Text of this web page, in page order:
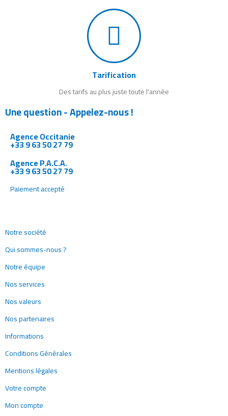
Tarification
Des tarifs au plus juste toute l'année
Une question - Appelez-nous !
Agence Occitanie
+33 9 63 50 27 79
Agence P.A.C.A.
+33 9 63 50 27 79
Paiement accepté
Notre société
Qui sommes-nous ?
Notre équipe
Nos services
Nos valeurs
Nos partenaires
Informations
Conditions Générales
Mentions légales
Votre compte
Mon compte